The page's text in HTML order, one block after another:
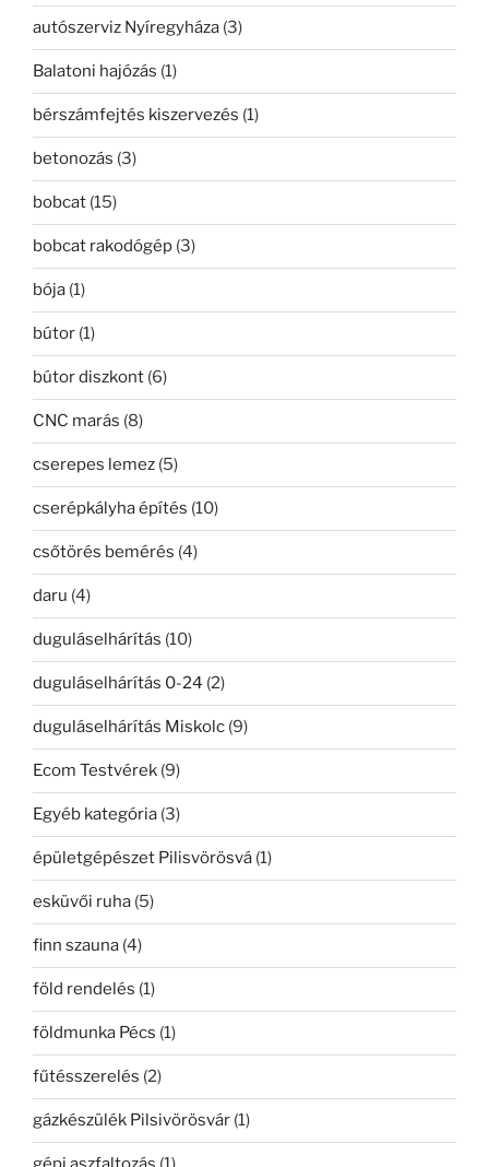
autószerviz Nyíregyháza (3)
Balatoni hajózás (1)
bérszámfejtés kiszervezés (1)
betonozás (3)
bobcat (15)
bobcat rakodógép (3)
bója (1)
bútor (1)
bútor diszkont (6)
CNC marás (8)
cserepes lemez (5)
cserépkályha építés (10)
csőtörés bemérés (4)
daru (4)
duguláselhárítás (10)
duguláselhárítás 0-24 (2)
duguláselhárítás Miskolc (9)
Ecom Testvérek (9)
Egyéb kategória (3)
épületgépészet Pilisvörösvá (1)
esküvői ruha (5)
finn szauna (4)
föld rendelés (1)
földmunka Pécs (1)
fűtésszerelés (2)
gázkészülék Pilsivörösvár (1)